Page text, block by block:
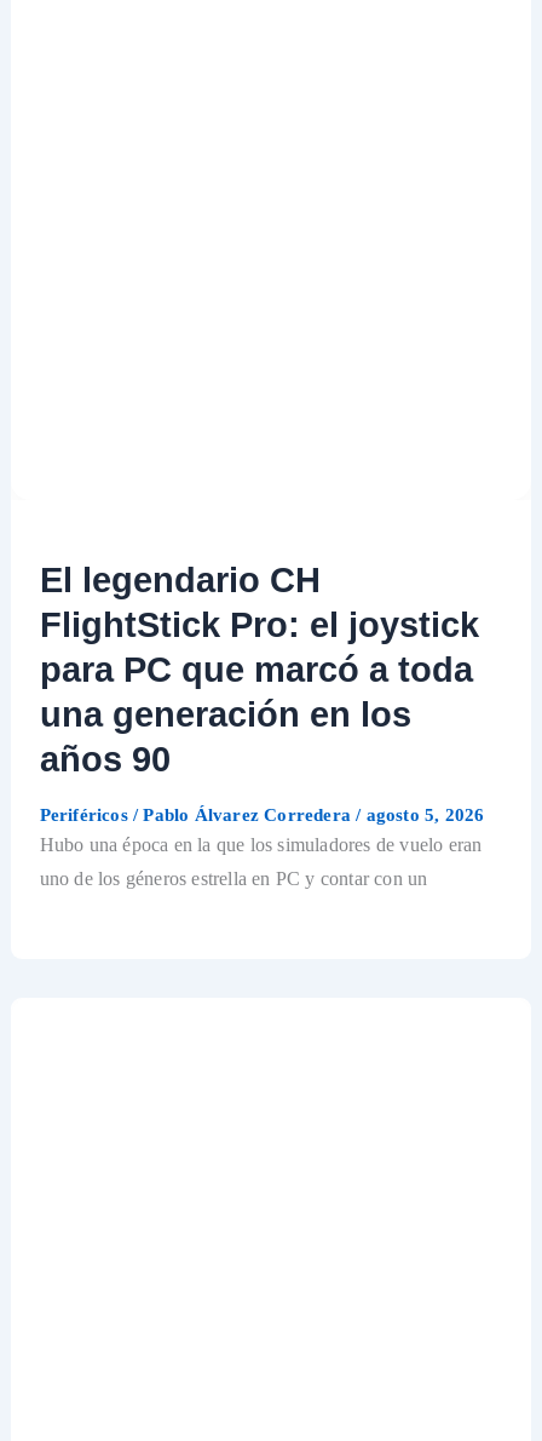
El legendario CH
FlightStick Pro: el joystick
para PC que marcó a toda
una generación en los
años 90
Periféricos/Pablo Álvarez Corredera/ agosto 5, 2026
Hubo una época en la que los simuladores de vuelo eran
uno de los géneros estrella en PC y contar con un